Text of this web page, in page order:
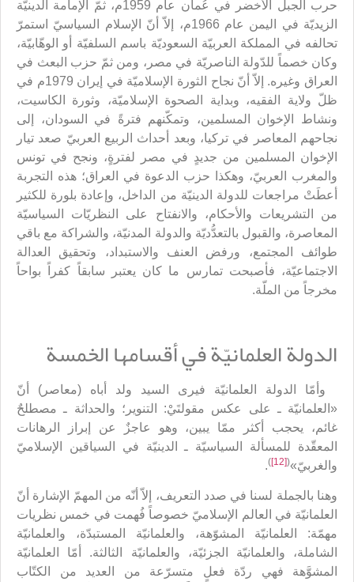
حرب الجبل الأخضر في عُمان عام 1959م، ثمّ الإمامة الدينيّة
الزيديّة في اليمن عام 1966م، إلاّ أنّ الإسلام السياسيّ استمرّ
تحالفه في المملكة العربيّة السعوديّة باسم السلفيّة أو الوهّابيّة،
وكان خصماً للدّولة الناصريّة في مصر، ومن ثمّ حزب البعث في
العراق وغيره. إلاّ أنّ نجاح الثورة الإسلاميّة في إيران 1979م في
ظلّ ولاية الفقيه، وبداية الصحوة الإسلاميّة، وثورة الكاسيت،
ونشاط الإخوان المسلمين، وتمكّنهم فترةً في السودان، إلى
نجاحهم المعاصر في تركيا، وبعد أحداث الربيع العربيّ صعد تيار
الإخوان المسلمين من جديدٍ في مصر لفترةٍ، ونجح في تونس
والمغرب العربيّ، وهكذا حزب الدعوة في العراق؛ هذه التجربة
أعطَتْ مراجعات للدولة الدينيّة من الداخل، وإعادة بلورة للكثير
من التشريعات والأحكام، والانفتاح على النظريّات السياسيّة
المعاصرة، والقبول بالتعدُّديّة والدولة المدنيّة، والشراكة مع باقي
طوائف المجتمع، ورفض العنف والاستبداد، وتحقيق العدالة
الاجتماعيّة، فأصبحت تمارس ما كان يعتبر سابقاً كفراً بواحاً
مخرجاً من الملّة.
الدولة العلمانيّة في أقسامها الخمسة
وأمّا الدولة العلمانيّة فيرى السيد ولد أباه (معاصر) أنّ
«العلمانيّة ـ على عكس مقولتَيْ: التنوير؛ والحداثة ـ مصطلحٌ
غائم، يحجب أكثر ممّا يبين، وهو عاجزٌ عن إبراز الرهانات
المعقّدة للمسألة السياسيّة ـ الدينيّة في السياقين الإسلاميّ
والغربيّ»(
[12]
)
.
وهنا بالجملة لسنا في صدد التعريف، إلاّ أنّه من المهمّ الإشارة أنّ
العلمانيّة في العالم الإسلاميّ خصوصاً فُهمت في خمس نظريات
مهمّة: العلمانيّة المشوّهة، والعلمانيّة المستبدّة، والعلمانيّة
الشاملة، والعلمانيّة الجزئيّة، والعلمانيّة الثالثة. أمّا العلمانيّة
المشوَّهة فهي ردّة فعلٍ متسرّعة من العديد من الكتّاب